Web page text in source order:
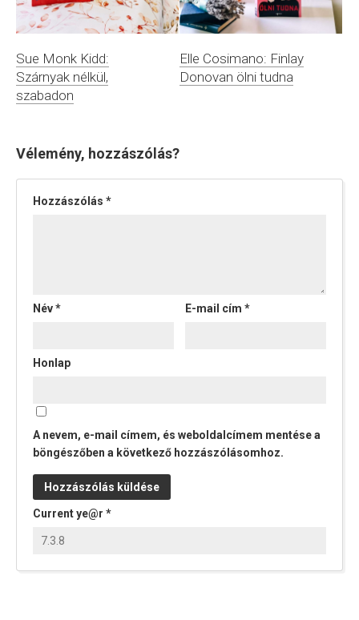
Sue Monk Kidd:
Szárnyak nélkül,
szabadon
Elle Cosimano: Finlay
Donovan ölni tudna
Vélemény, hozzászólás?
Hozzászólás *
Név* E-mail cím*
Honlap
A nevem, e-mail címem, és weboldalcímem mentése a
böngészőben a következő hozzászólásomhoz.
Current ye@r *